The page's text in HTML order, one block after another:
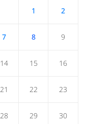
1 2
7 8 9
14 15 16
21 22 23
28 29 30